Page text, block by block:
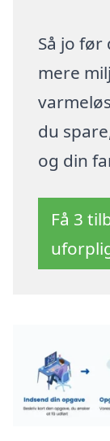
Så jo
mere
du
og din
Få 3